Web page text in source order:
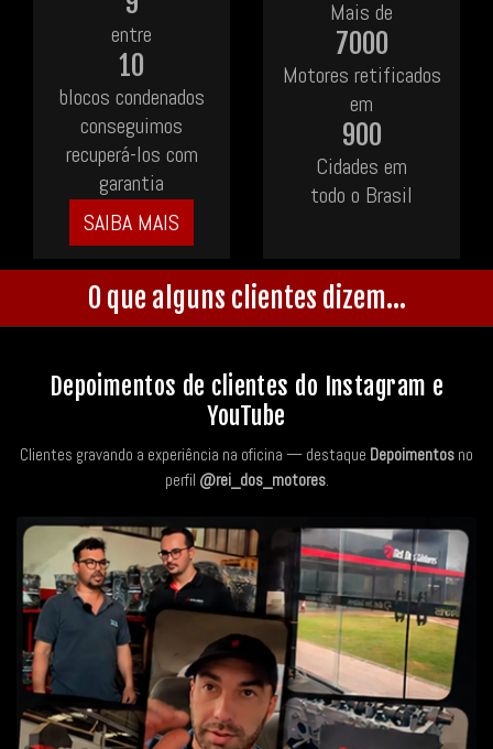
entre
10
blocos condenados
conseguimos
recuperá-los com
garantia
SAIBA MAIS
Mais de
7000
Motores retificados
em
900
Cidades em
todo o Brasil
O que alguns clientes dizem...
Depoimentos de clientes do Instagram e
YouTube
Clientes gravando a experiência na oficina — destaque Depoimentos no
perfil @rei_dos_motores.